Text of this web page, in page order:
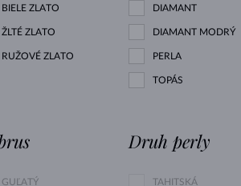
BIELE ZLATO
ŽLTÉ ZLATO
RUŽOVÉ ZLATO
DIAMANT
DIAMANT MODRÝ
PERLA
TOPÁS
GUĽATÝ
Druh perly
TAHITSKÁ